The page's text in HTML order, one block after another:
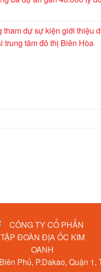
tham dự sự kiện giới thiệu
trung tâm đô thị Biên Hòa
Phủ, P.Dakao, Quận 1,